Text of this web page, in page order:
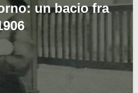
un bacio fra